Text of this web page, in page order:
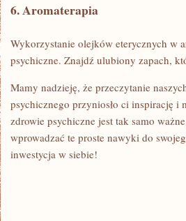
6. Aromaterapia
Wykorzystanie olejków eterycznych w
psychiczne. Znajdź ‌ulubiony zapach,
Mamy nadzieję, ⁣że przeczytanie
psychicznego przyniosło ci inspirację i
zdrowie psychiczne jest tak samo⁤
⁣wprowadzać ‍te proste nawyki do
inwestycja w siebie!